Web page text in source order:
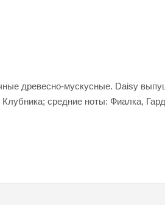
древесно-мускусные. Daisy
средние ноты: Фиалка,